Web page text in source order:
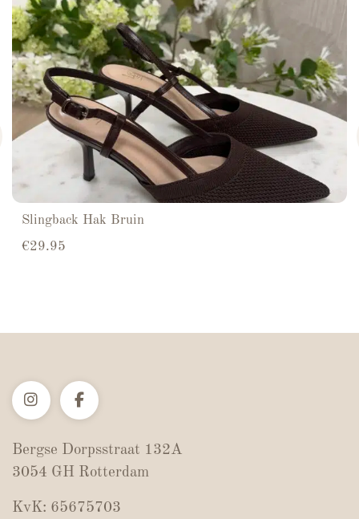
Slingback Hak Bruin
€29.95
Bergse Dorpsstraat 132A
3054 GH Rotterdam
KvK: 65675703